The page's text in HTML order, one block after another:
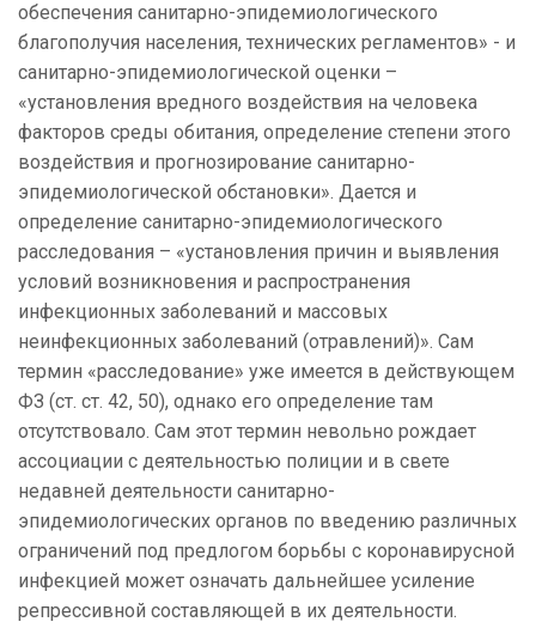
обеспечения санитарно-эпидемиологического
благополучия населения, технических регламентов» - и
санитарно-эпидемиологической оценки –
«установления вредного воздействия на человека
факторов среды обитания, определение степени этого
воздействия и прогнозирование санитарно-
эпидемиологической обстановки». Дается и
определение санитарно-эпидемиологического
расследования – «установления причин и выявления
условий возникновения и распространения
инфекционных заболеваний и массовых
неинфекционных заболеваний (отравлений)». Сам
термин «расследование» уже имеется в действующем
ФЗ (ст. ст. 42, 50), однако его определение там
отсутствовало. Сам этот термин невольно рождает
ассоциации с деятельностью полиции и в свете
недавней деятельности санитарно-
эпидемиологических органов по введению различных
ограничений под предлогом борьбы с коронавирусной
инфекцией может означать дальнейшее усиление
репрессивной составляющей в их деятельности.